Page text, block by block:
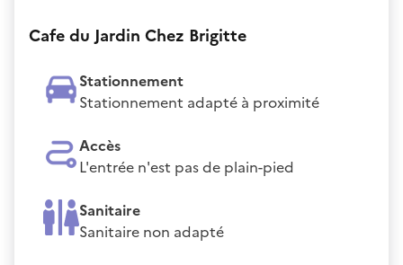
Cafe du Jardin Chez Brigitte
Stationnement
Stationnement adapté à proximité
Accès
L'entrée n'est pas de plain-pied
Sanitaire
Sanitaire non adapté